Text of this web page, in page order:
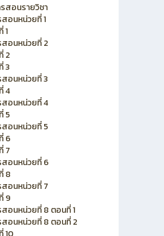
สอนรายวิชา
อนหน่วยที่ 1
1
อนหน่วยที่ 2
2
3
อนหน่วยที่ 3
4
อนหน่วยที่ 4
5
อนหน่วยที่ 5
6
7
อนหน่วยที่ 6
8
อนหน่วยที่ 7
9
อนหน่วยที่ 8 ตอนที่ 1
อนหน่วยที่ 8 ตอนที่ 2